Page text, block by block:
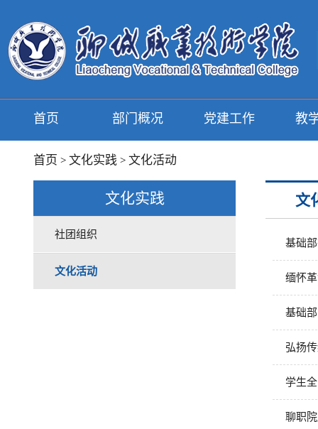
首页 部门概况 党建工作 教
首页 > 文化实践 > 文化活动
文化实践
社团组织
文化活动
文
基础
缅怀
基础
弘扬
学生
聊职